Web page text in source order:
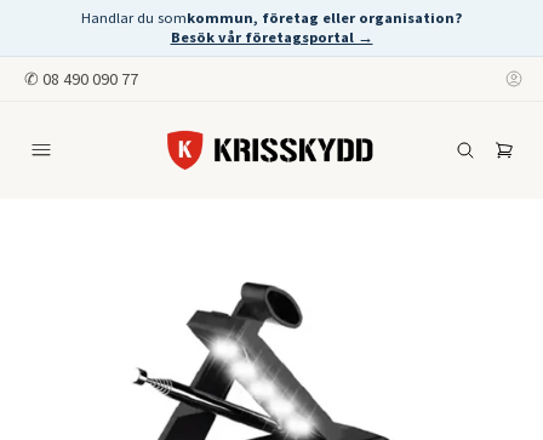
Handlar du somkommun, företag eller organisation?
Besök vår företagsportal →
✆ 08 490 090 77